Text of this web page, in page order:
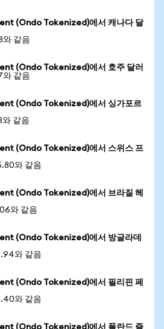
(Ondo Tokenized)에서 캐나다 달
와 같음
(Ondo Tokenized)에서 호주 달러
와 같음
(Ondo Tokenized)에서 싱가포르
같음
(Ondo Tokenized)에서 스위스 프
와 같음
(Ondo Tokenized)에서 브라질 헤
와 같음
(Ondo Tokenized)에서 방글라데
와 같음
(Ondo Tokenized)에서 필리핀 페
와 같음
(Ondo Tokenized)에서 폴란드 즐